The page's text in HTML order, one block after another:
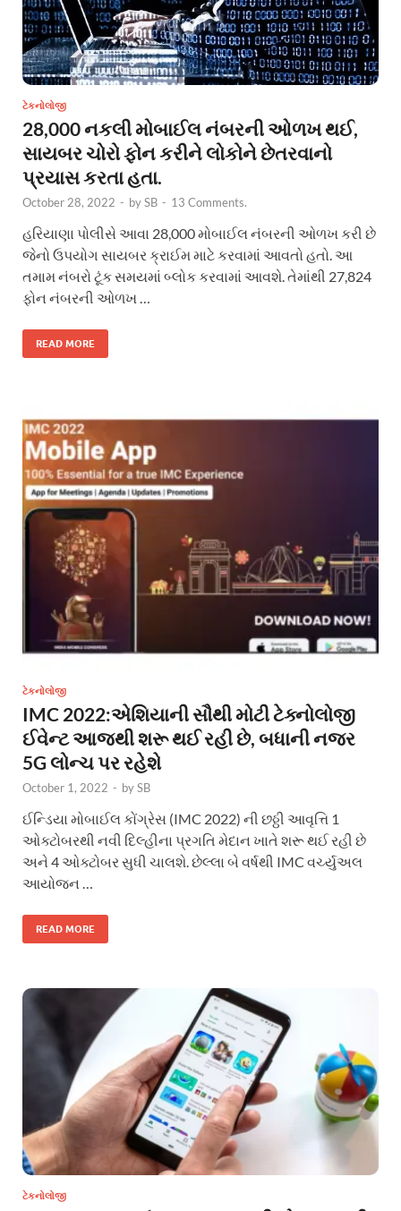
ટેકનોલોજી
28,000 નકલી મોબાઈલ નંબરની ઓળખ થઈ,
સાયબર ચોરો ફોન કરીને લોકોને છેતરવાનો
પ્રયાસ કરતા હતા.
October 28, 2022 - bySB - 13 Comments.
હરિયાણા પોલીસે આવા 28,000 મોબાઈલ નંબરની ઓળખ કરી છે
જેનો ઉપયોગ સાયબર ક્રાઈમ માટે કરવામાં આવતો હતો. આ
તમામ નંબરો ટૂંક સમયમાં બ્લોક કરવામાં આવશે. તેમાંથી 27,824
ફોન નંબરની ઓળખ …
READ MORE
ટેકનોલોજી
IMC 2022:એશિયાની સૌથી મોટી ટેક્નોલોજી
ઈવેન્ટ આજથી શરૂ થઈ રહી છે, બધાની નજર
5G લોન્ચ પર રહેશે
October 1, 2022 - bySB
ઈન્ડિયા મોબાઈલ કોંગ્રેસ (IMC 2022) ની છઠ્ઠી આવૃત્તિ 1
ઓક્ટોબરથી નવી દિલ્હીના પ્રગતિ મેદાન ખાતે શરૂ થઈ રહી છે
અને 4 ઓક્ટોબર સુધી ચાલશે. છેલ્લા બે વર્ષથી IMC વર્ચ્યુઅલ
આયોજન …
READ MORE
ટેકનોલોજી